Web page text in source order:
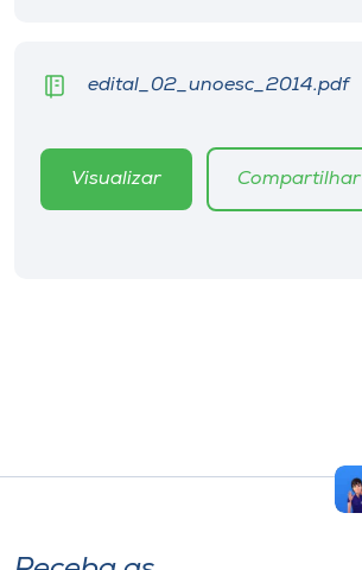
edital_02_unoesc_2014.pdf
Visualizar Compartilhar